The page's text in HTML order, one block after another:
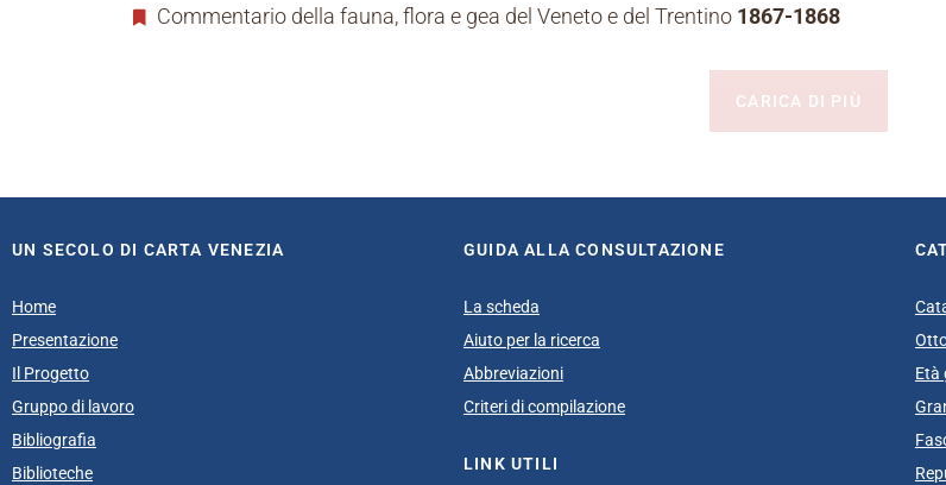
Commentario della fauna, flora e gea del Veneto e del Trentino 1867-1868
CARICA DI PIÙ
UN SECOLO DI CARTA VENEZIA
Home
Presentazione
Il Progetto
Gruppo di lavoro
Bibliografia
Biblioteche
GUIDA ALLA CONSULTAZIONE
La scheda
Aiuto per la ricerca
Abbreviazioni
Criteri di compilazione
LINK UTILI
Età